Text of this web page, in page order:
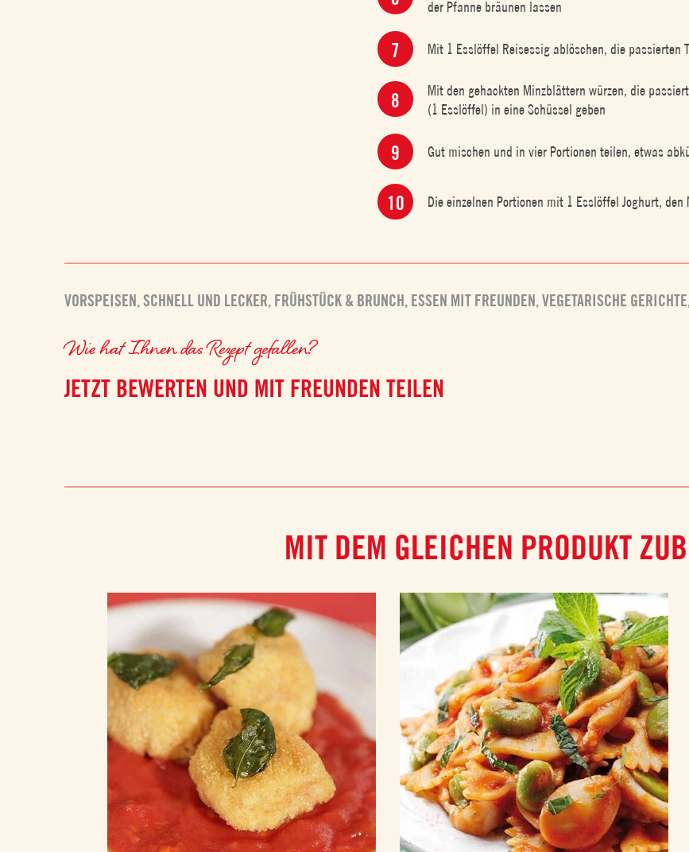
der Pfanne bräunen lassen
Mit 1 Esslöffel Reisessig ablöschen, die passierten
Mit den gehackten Minzblättern würzen, die
(1 Esslöffel) in eine Schüssel geben
Gut mischen und in vier Portionen teilen, etwas
Die einzelnen Portionen mit 1 Esslöffel Joghurt,
VORSPEISEN,SCHNELL UND LECKER, FRÜHSTÜCK & BRUNCH, ESSEN MIT FREUNDEN,VEGETARISCHE GERICHTE
Wie hat Ihnen das Rezept gefallen?
JETZT BEWERTEN UND MIT FREUNDEN TEILEN
MIT DEM GLEICHEN PRODUKT